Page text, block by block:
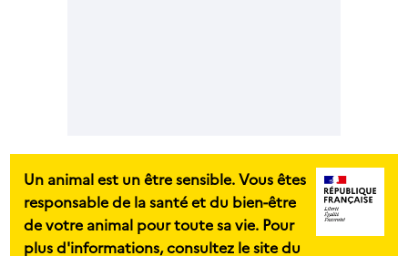
Un animal est un être sensible. Vous êtes
responsable de la santé et du bien-être
de votre animal pour toute sa vie. Pour
plus d'informations, consultez le site du